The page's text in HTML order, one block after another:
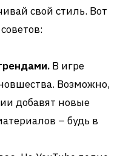
свой стиль. Вот
В игре
Возможно,
добавят новые
– будь в